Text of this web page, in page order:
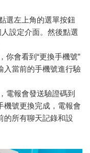
選左上角的選單按鈕
人設定介面。然後點選
你會看到“更換手機號”
入當前的手機號進行驗
電報會發送驗證碼到
機號更換完成，電報會
的所有聊天記錄和設